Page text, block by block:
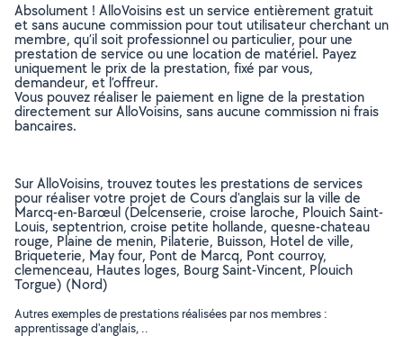
Absolument ! AlloVoisins est un service entièrement gratuit
et sans aucune commission pour tout utilisateur cherchant un
membre, qu’il soit professionnel ou particulier, pour une
prestation de service ou une location de matériel. Payez
uniquement le prix de la prestation, fixé par vous,
demandeur, et l’offreur.
Vous pouvez réaliser le paiement en ligne de la prestation
directement sur AlloVoisins, sans aucune commission ni frais
bancaires.
Sur AlloVoisins, trouvez toutes les prestations de services
pour réaliser votre projet de Cours d'anglais sur la ville de
Marcq-en-Barœul (Delcenserie, croise laroche, Plouich Saint-
Louis, septentrion, croise petite hollande, quesne-chateau
rouge, Plaine de menin, Pilaterie, Buisson, Hotel de ville,
Briqueterie, May four, Pont de Marcq, Pont courroy,
clemenceau, Hautes loges, Bourg Saint-Vincent, Plouich
Torgue) (Nord)
Autres exemples de prestations réalisées par nos membres :
apprentissage d'anglais, ..